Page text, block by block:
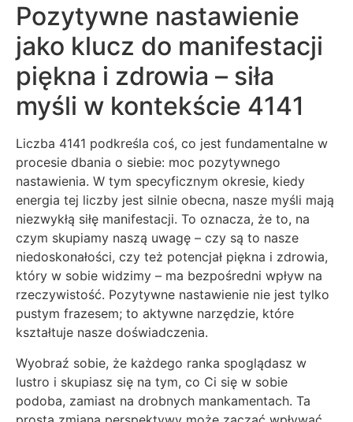
Pozytywne nastawienie
jako klucz do manifestacji
piękna i zdrowia – siła
myśli w kontekście 4141
Liczba 4141 podkreśla coś, co jest fundamentalne w
procesie dbania o siebie: moc pozytywnego
nastawienia. W tym specyficznym okresie, kiedy
energia tej liczby jest silnie obecna, nasze myśli mają
niezwykłą siłę manifestacji. To oznacza, że to, na
czym skupiamy naszą uwagę – czy są to nasze
niedoskonałości, czy też potencjał piękna i zdrowia,
który w sobie widzimy – ma bezpośredni wpływ na
rzeczywistość. Pozytywne nastawienie nie jest tylko
pustym frazesem; to aktywne narzędzie, które
kształtuje nasze doświadczenia.
Wyobraź sobie, że każdego ranka spoglądasz w
lustro i skupiasz się na tym, co Ci się w sobie
podoba, zamiast na drobnych mankamentach. Ta